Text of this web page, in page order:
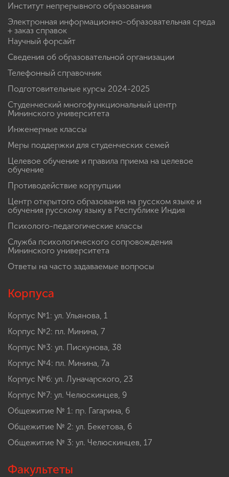
Институт непрерывного образования
Электронная информационно-образовательная среда
+ заказ справок
Научный форсайт
Сведения об образовательной организации
Телефонный справочник
Подготовительные курсы 2024-2025
Студенческий многофункциональный центр
Мининского университета
Инженерные классы
Меры поддержки для студенческих семей
Целевое обучение и правила приема на целевое
обучение
Противодействие коррупции
Центр открытого образования на русском языке и
обучения русскому языку в Республике Индия
Психолого-педагогические классы
Служба психологического сопровождения
Мининского университета
Ответы на часто задаваемые вопросы
Корпуса
Корпус №1: ул. Ульянова, 1
Корпус №2: пл. Минина, 7
Корпус №3: ул. Пискунова, 38
Корпус №4: пл. Минина, 7а
Корпус №6: ул. Луначарского, 23
Корпус №7: ул. Челюскинцев, 9
Общежитие № 1: пр. Гагарина, 6
Общежитие № 2: ул. Бекетова, 6
Общежитие № 3: ул. Челюскинцев, 17
Факультеты